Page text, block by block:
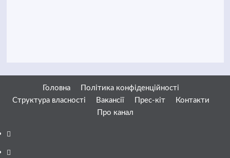
Головна
Політика конфіденційності
Структура власності
Вакансії Прес-кіт
Контакти
Про канал
Facebook
YouTube